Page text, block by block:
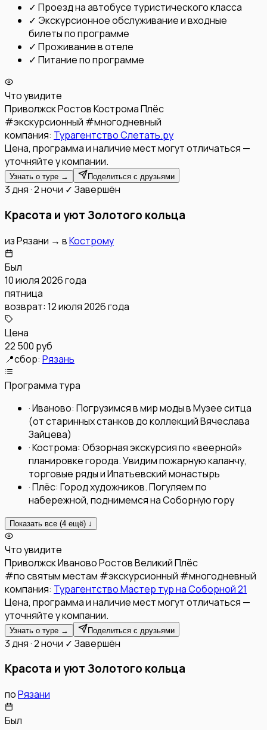
✓ Проезд на автобусе туристического класса
✓ Экскурсионное обслуживание и входные
билеты по программе
✓ Проживание в отеле
✓ Питание по программе
Что увидите
ПриволжскРостовКостромаПлёс
#экскурсионный #многодневный
компания: Турагентство Слетать.ру
Цена, программа и наличие мест могут отличаться —
уточняйте у компании.
Узнать о туре → Поделиться с друзьями
3 дня · 2 ночи ✓ Завершён
Красота и уют Золотого кольца
изРязани → вКострому
Был
10 июля 2026 года
пятница
возврат: 12 июля 2026 года
Цена
22 500 руб
📍сбор: Рязань
Программа тура
·Иваново: Погрузимся в мир моды в Музее ситца
(от старинных станков до коллекций Вячеслава
Зайцева)
·Кострома: Обзорная экскурсия по «веерной»
планировке города. Увидим пожарную каланчу,
торговые ряды и Ипатьевский монастырь
·Плёс: Город художников. Погуляем по
набережной, поднимемся на Соборную гору
Показать все (4 ещё) ↓
Что увидите
ПриволжскИвановоРостов ВеликийПлёс
#по святым местам #экскурсионный #многодневный
компания: Турагентство Мастер тур на Соборной 21
Цена, программа и наличие мест могут отличаться —
уточняйте у компании.
Узнать о туре → Поделиться с друзьями
3 дня · 2 ночи ✓ Завершён
Красота и уют Золотого кольца
поРязани
Был